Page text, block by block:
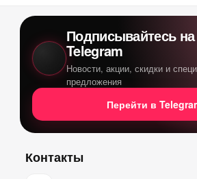
Подписывайтесь
Telegram
Новости, акции, скидки и
предложения
Перейти в
Контакты